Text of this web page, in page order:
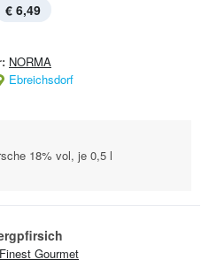
€ 6,49
NORMA
Ebreichsdorf
18% vol, je 0,5 l
Finest Gourmet